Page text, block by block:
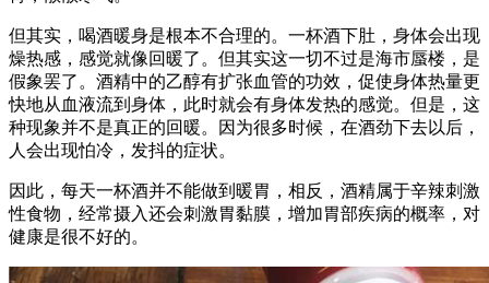
但其实，喝酒暖身是根本不合理的。一杯酒下肚，身体会出现
燥热感，感觉就像回暖了。但其实这一切不过是海市蜃楼，是
假象罢了。酒精中的乙醇有扩张血管的功效，促使身体热量更
快地从血液流到身体，此时就会有身体发热的感觉。但是，这
种现象并不是真正的回暖。因为很多时候，在酒劲下去以后，
人会出现怕冷，发抖的症状。
因此，每天一杯酒并不能做到暖胃，相反，酒精属于辛辣刺激
性食物，经常摄入还会刺激胃黏膜，增加胃部疾病的概率，对
健康是很不好的。